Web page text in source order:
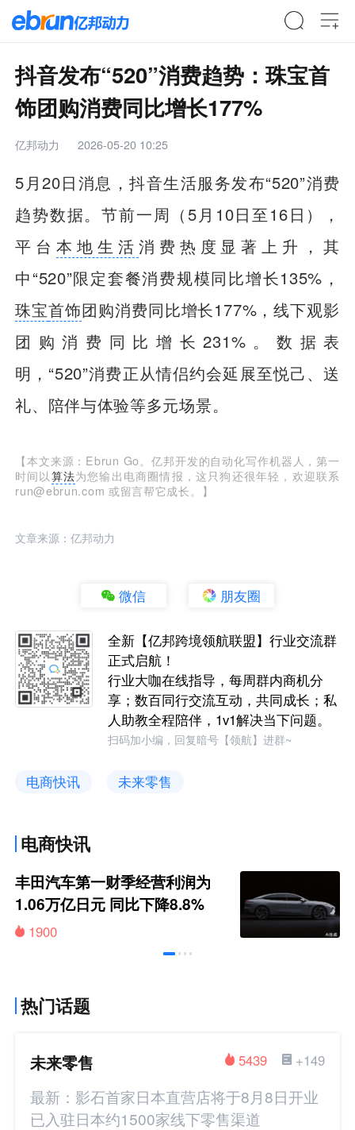
抖音发布“520”消费趋势：珠宝首
饰团购消费同比增长177%
亿邦动力 2026-05-20 10:25
5月20日消息，抖音生活服务发布“520”消费
趋势数据。节前一周（5月10日至16日），
平台 本地生活 消费热度显著上升，其
中“520”限定套餐消费规模同比增长135%，
珠宝首饰团购消费同比增长177%，线下观影
团购消费同比增长231%。数据表
明，“520”消费正从情侣约会延展至悦己、送
礼、陪伴与体验等多元场景。
【本文来源：Ebrun Go。亿邦开发的自动化写作机器人，第一
时间以 算法为您输出电商圈情报，这只狗还很年轻，欢迎联系
run@ebrun.com 或留言帮它成长。】
文章来源：亿邦动力
微信 朋友圈
全新【亿邦跨境领航联盟】行业交流群
正式启航！
行业大咖在线指导，每周群内商机分
享；数百同行交流互动，共同成长；私
人助教全程陪伴，1v1解决当下问题。
扫码加小编，回复暗号【领航】进群~
电商快讯 未来零售
电商快讯
丰田汽车第一财季经营利润为
1.06万亿日元 同比下降8.8%
1900
热门话题
未来零售 +149
5439
最新：影石首家日本直营店将于8月8日开业
已入驻日本约1500家线下零售渠道